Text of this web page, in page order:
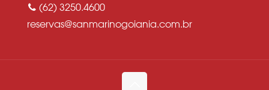
(62) 3250.4600
reservas@sanmarinogoiania.com.br